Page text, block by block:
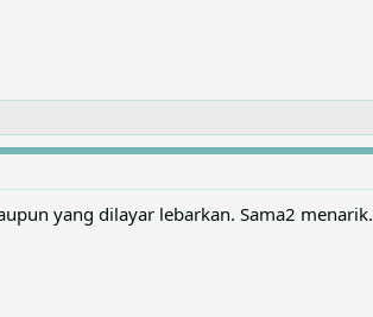
yang dilayar lebarkan. Sama2 menarik.